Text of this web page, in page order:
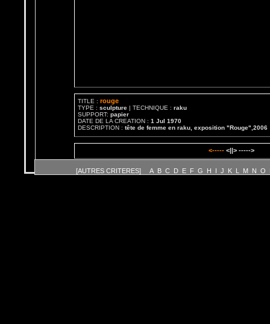
TITLE : rouge
TYPE : sculpture | TECHNIQUE : raku
SUPPORT: papier
DATE DE LA CREATION : 1 Jul 1970
DESCRIPTION : tête de femme en raku, exposition "Rouge",2006
<----- <||> ----->
[AUTRES CRITERES] A B C D E F G H I J K L M N O